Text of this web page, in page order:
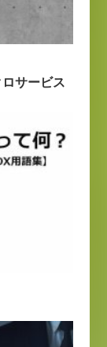
サービス